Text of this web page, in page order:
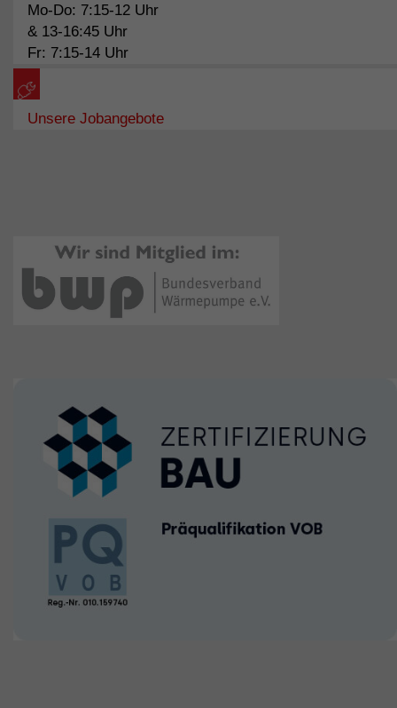
Mo-Do: 7:15-12 Uhr
& 13-16:45 Uhr
Fr: 7:15-14 Uhr
Unsere Jobangebote